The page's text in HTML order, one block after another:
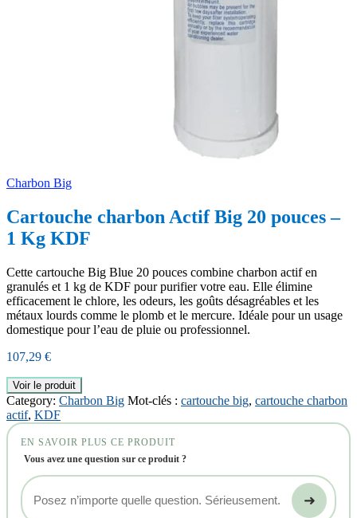
Charbon Big
Cartouche charbon Actif Big 20 pouces –
1 Kg KDF
Cette cartouche Big Blue 20 pouces combine charbon actif en
granulés et 1 kg de KDF pour purifier votre eau. Elle élimine
efficacement le chlore, les odeurs, les goûts désagréables et les
métaux lourds comme le plomb et le mercure. Idéale pour un usage
domestique pour l’eau de pluie ou professionnel.
107,29 €
Voir le produit
Category: Charbon Big Mot-clés : cartouche big, cartouche charbon
actif, KDF
EN SAVOIR PLUS CE PRODUIT
Vous avez une question sur ce produit ?
➜